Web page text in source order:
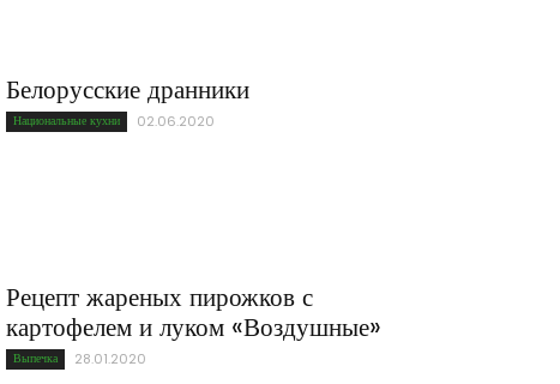
Белорусские дранники
Национальные кухни 02.06.2020
Рецепт жареных пирожков с
картофелем и луком «Воздушные»
Выпечка 28.01.2020